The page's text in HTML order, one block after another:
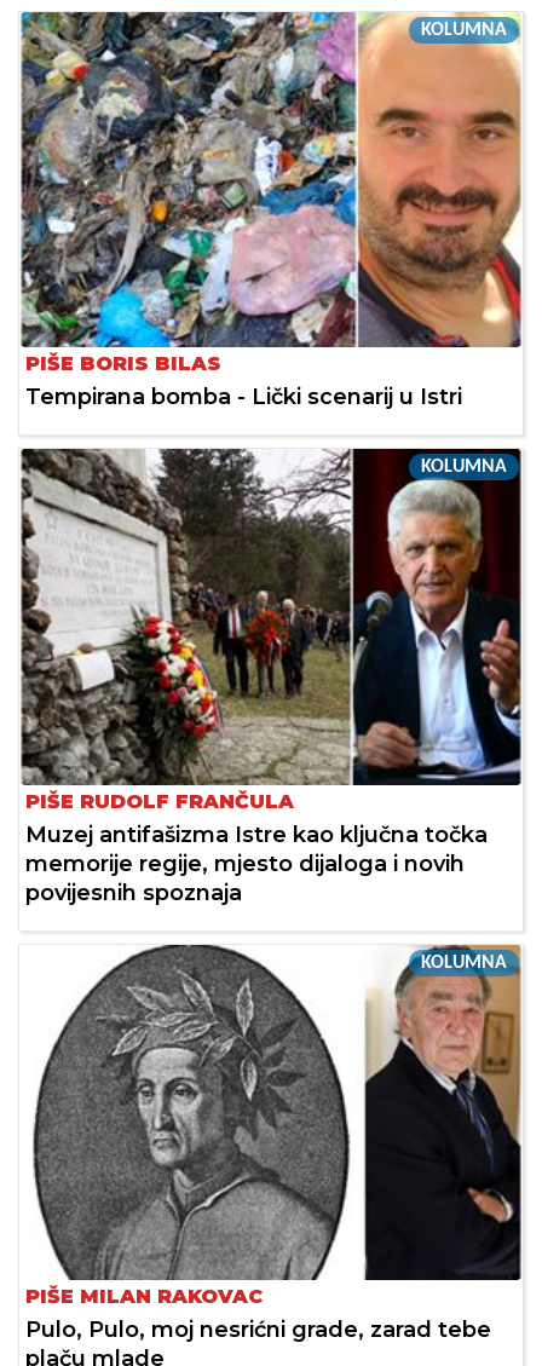
KOLUMNA
PIŠE BORIS BILAS
Tempirana bomba - Lički scenarij u Istri
KOLUMNA
PIŠE RUDOLF FRANČULA
Muzej antifašizma Istre kao ključna točka
memorije regije, mjesto dijaloga i novih
povijesnih spoznaja
KOLUMNA
PIŠE MILAN RAKOVAC
Pulo, Pulo, moj nesrićni grade, zarad tebe
plaču mlade